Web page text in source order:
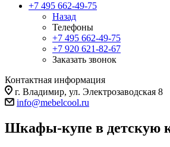
+7 495 662-49-75
Назад
Телефоны
+7 495 662-49-75
+7 920 621-82-67
Заказать звонок
Контактная информация
г. Владимир, ул. Электрозаводская 8
info@mebelcool.ru
Шкафы-купе в детскую